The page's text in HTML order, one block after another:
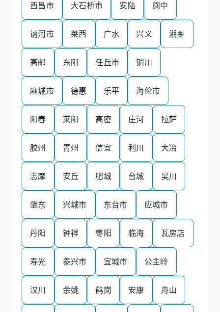
西昌市 大石桥市 安陆 阆中
讷河市 莱西 广水 兴义 湘乡
高邮 东阳 任丘市 铜川
麻城市 德惠 乐平 海伦市
阳春 莱阳 高密 庄河 拉萨
胶州 青州 信宜 利川 大冶
志摩 安丘 肥城 台城 吴川
肇东 兴城市 东台市 应城市
丹阳 钟祥 枣阳 临海 瓦房店
寿光 泰兴市 宜城市 公主岭
汉川 余姚 鹤岗 安康 舟山